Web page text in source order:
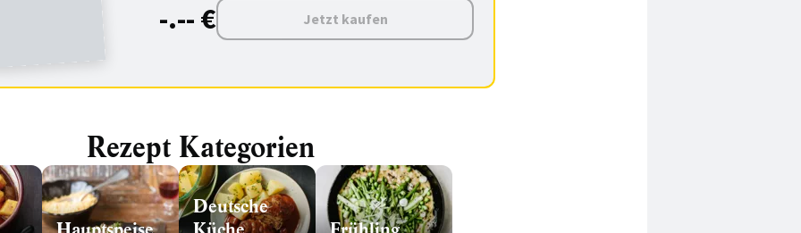
-.-- € Jetzt kaufen
Rezept Kategorien
Deutsche